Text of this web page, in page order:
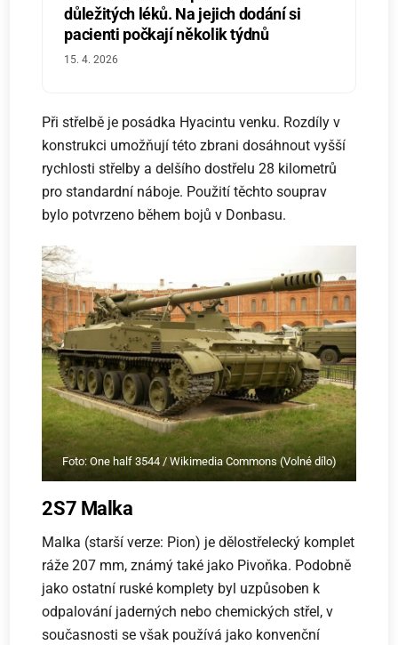
důležitých léků. Na jejich dodání si
pacienti počkají několik týdnů
15. 4. 2026
Při střelbě je posádka Hyacintu venku. Rozdíly v
konstrukci umožňují této zbrani dosáhnout vyšší
rychlosti střelby a delšího dostřelu 28 kilometrů
pro standardní náboje. Použití těchto souprav
bylo potvrzeno během bojů v Donbasu.
Foto: One half 3544 / Wikimedia Commons (Volné dílo)
2S7 Malka
Malka (starší verze: Pion) je dělostřelecký komplet
ráže 207 mm, známý také jako Pivoňka. Podobně
jako ostatní ruské komplety byl uzpůsoben k
odpalování jaderných nebo chemických střel, v
současnosti se však používá jako konvenční